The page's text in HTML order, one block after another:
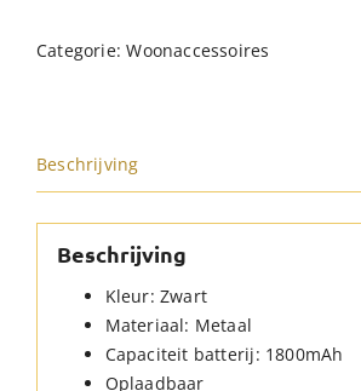
Categorie:Woonaccessoires
Beschrijving
Beschrijving
Kleur: Zwart
Materiaal: Metaal
Capaciteit batterij: 1800mAh
Oplaadbaar